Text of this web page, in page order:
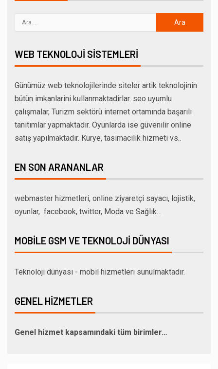
WEB TEKNOLOJI SISTEMLERI
Günümüz web teknolojilerinde siteler artik teknolojinin
bütün imkanlarini kullanmaktadirlar. seo uyumlu
çalışmalar, Turizm sektörü internet ortamında başarılı
tanıtımlar yapmaktadır. Oyunlarda ise güvenilir online
satış yapılmaktadır. Kurye, tasimacilik hizmeti vs..
EN SON ARANANLAR
webmaster hizmetleri, online ziyaretçi sayacı, lojistik,
oyunlar, facebook, twitter, Moda ve Sağlık…
MOBILE GSM VE TEKNOLOJI DÜNYASI
Teknoloji dünyası - mobil hizmetleri sunulmaktadır.
GENEL HIZMETLER
Genel hizmet kapsamındaki tüm birimler…